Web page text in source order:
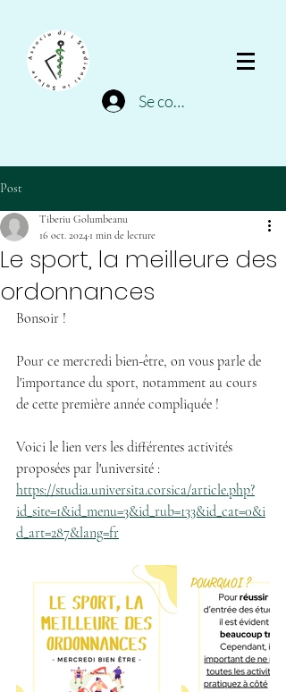
Se connecter
Post
Le sport, la meilleure des
ordonnances
Tiberiu Golumbeanu
16 oct. 2024 1 min de lecture
Bonsoir !
Pour ce mercredi bien-être, on vous parle de
l'importance du sport, notamment au cours
de cette première année compliquée !
Voici le lien vers les différentes activités
proposées par l'université :
https://studia.universita.corsica/article.php?
id_site=1&id_menu=3&id_rub=133&id_cat=0&i
d_art=287&lang=fr